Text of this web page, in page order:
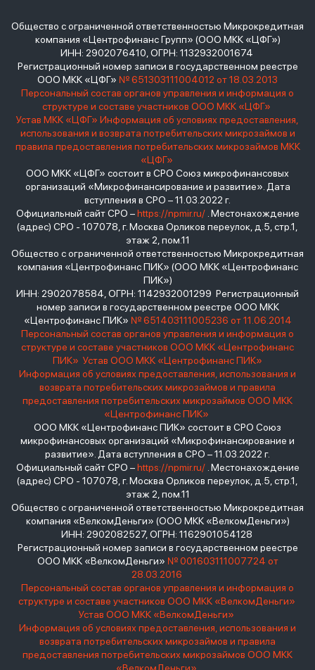
Общество с ограниченной ответственностью Микрокредитная
компания «Центрофинанс Групп» (ООО МКК «ЦФГ»)
ИНН: 2902076410, ОГРН: 1132932001674
Регистрационный номер записи в государственном реестре
ООО МКК «ЦФГ» № 651303111004012 от 18.03.2013
Персональный состав органов управления и информация о
структуре и составе участников ООО МКК «ЦФГ»
Устав МКК «ЦФГ» Информация об условиях предоставления,
использования и возврата потребительских микрозаймов и
правила предоставления потребительских микрозаймов МКК
«ЦФГ»
ООО МКК «ЦФГ» состоит в СРО Союз микрофинансовых
организаций «Микрофинансирование и развитие». Дата
вступления в СРО – 11.03.2022 г.
Официальный сайт СРО –https://npmir.ru/. Местонахождение
(адрес) СРО - 107078, г. Москва Орликов переулок, д.5, стр.1,
этаж 2, пом.11
Общество с ограниченной ответственностью Микрокредитная
компания «Центрофинанс ПИК» (ООО МКК «Центрофинанс
ПИК»)
ИНН: 2902078584, ОГРН: 1142932001299 Регистрационный
номер записи в государственном реестре ООО МКК
«Центрофинанс ПИК» № 651403111005236 от 11.06.2014
Персональный состав органов управления и информация о
структуре и составе участников ООО МКК «Центрофинанс
ПИК» Устав ООО МКК «Центрофинанс ПИК»
Информация об условиях предоставления, использования и
возврата потребительских микрозаймов и правила
предоставления потребительских микрозаймов ООО МКК
«Центрофинанс ПИК»
ООО МКК «Центрофинанс ПИК» состоит в СРО Союз
микрофинансовых организаций «Микрофинансирование и
развитие». Дата вступления в СРО – 11.03.2022 г.
Официальный сайт СРО –https://npmir.ru/. Местонахождение
(адрес) СРО - 107078, г. Москва Орликов переулок, д.5, стр.1,
этаж 2, пом.11
Общество с ограниченной ответственностью Микрокредитная
компания «ВелкомДеньги» (ООО МКК «ВелкомДеньги»)
ИНН: 2902082527, ОГРН: 1162901054128
Регистрационный номер записи в государственном реестре
ООО МКК «ВелкомДеньги» № 001603111007724 от
28.03.2016
Персональный состав органов управления и информация о
структуре и составе участников ООО МКК «ВелкомДеньги»
Устав ООО МКК «ВелкомДеньги»
Информация об условиях предоставления, использования и
возврата потребительских микрозаймов и правила
предоставления потребительских микрозаймов ООО МКК